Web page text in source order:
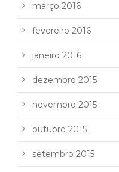
março 2016
fevereiro 2016
janeiro 2016
dezembro 2015
novembro 2015
outubro 2015
setembro 2015